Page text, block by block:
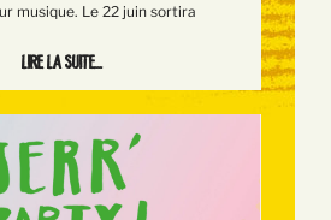
musique. Le 22 juin sortira
Lire la suite...